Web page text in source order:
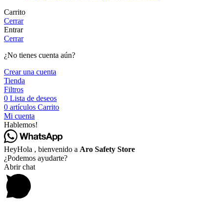
Carrito
Cerrar
Entrar
Cerrar
¿No tienes cuenta aún?
Crear una cuenta
Tienda
Filtros
0 Lista de deseos
0 artículos Carrito
Mi cuenta
Hablemos!
HeyHola , bienvenido a Aro Safety Store
¿Podemos ayudarte?
Abrir chat